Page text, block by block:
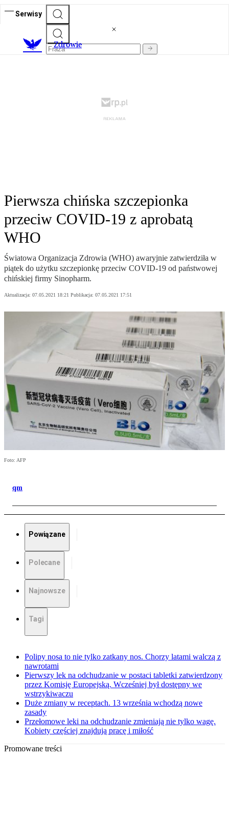
Serwisy
Zdrowie
Pierwsza chińska szczepionka
przeciw COVID-19 z aprobatą
WHO
Światowa Organizacja Zdrowia (WHO) awaryjnie zatwierdziła w
piątek do użytku szczepionkę przeciw COVID-19 od państwowej
chińskiej firmy Sinopharm.
Aktualizacja: 07.05.2021 18:21 Publikacja: 07.05.2021 17:51
Foto: AFP
qm
Powiązane
Polecane
Najnowsze
Tagi
Polipy nosa to nie tylko zatkany nos. Chorzy latami walczą z
nawrotami
Pierwszy lek na odchudzanie w postaci tabletki zatwierdzony
przez Komisję Europejską. Wcześniej był dostępny we
wstrzykiwaczu
Duże zmiany w receptach. 13 września wchodzą nowe
zasady
Przełomowe leki na odchudzanie zmieniają nie tylko wagę.
Kobiety częściej znajdują pracę i miłość
Promowane treści